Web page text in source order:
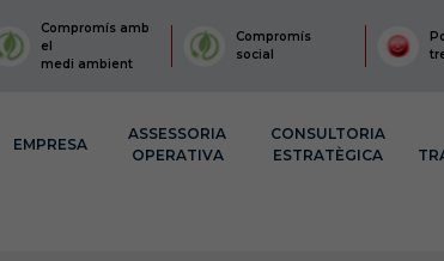
Compromís amb
el
medi ambient
Compromís
social
EMPRESA
ASSESSORIA
OPERATIVA
CONSULTORIA
ESTRATÈGICA